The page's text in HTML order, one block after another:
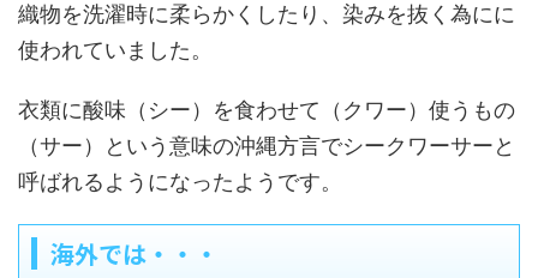
織物を洗濯時に柔らかくしたり、染みを抜く為にに
使われていました。
衣類に酸味（シー）を食わせて（クワー）使うもの
（サー）という意味の沖縄方言でシークワーサーと
呼ばれるようになったようです。
海外では・・・